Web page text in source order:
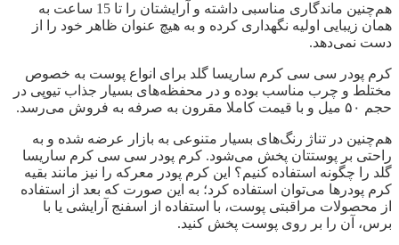
هم‌چنین ماندگاری مناسبی داشته و آرایشتان را تا 15 ساعت به
همان زیبایی اولیه نگهداری کرده و به هیچ عنوان ظاهر خود را از
دست نمی‌دهد.
کرم پودر سی سی کرم ساریسا گلد برای انواع پوست به خصوص
مختلط و چرب مناسب بوده و در محفظه‌های بسیار جذاب تیوپی در
حجم ۵۰ میل و با قیمت کاملا مقرون به صرفه به فروش می‌رسد.
هم‌چنین در تناژ رنگ‌های بسیار متنوعی به بازار عرضه شده و به
راحتی بر پوستتان پخش می‌شود. کرم پودر سی سی کرم ساریسا
گلد را چگونه استفاده کنیم؟ این کرم پودر معرکه را نیز مانند بقیه
کرم پودرها می‌توان استفاده کرد؛ به این صورت که بعد از استفاده
از محصولات مراقبتی پوست، با استفاده از اسفنج آرایشی یا با
برس، آن را بر روی پوست پخش کنید.